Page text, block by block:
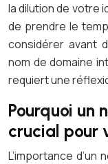
la dilution de votre
de prendre le
considérer avant
nom de domaine
requiert une
Pourquoi un
crucial pour
L’importance